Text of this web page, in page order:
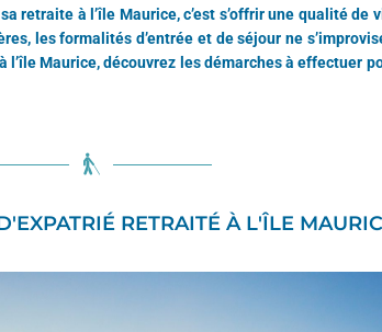
retraite à l’île Maurice, c’est s’offrir une qualité de
les formalités d’entrée et de séjour ne
Maurice, découvrez les démarches à effectuer
RETRAITÉ À L'ÎLE